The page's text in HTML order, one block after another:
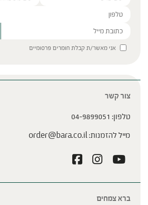
Please leave this field empty.
אני מאשר/ת קבלת חומרים פרסומיים
ברא צמחים
צור קשר
טלפון: 04-9899051
מייל להזמנות: order@bara.co.il